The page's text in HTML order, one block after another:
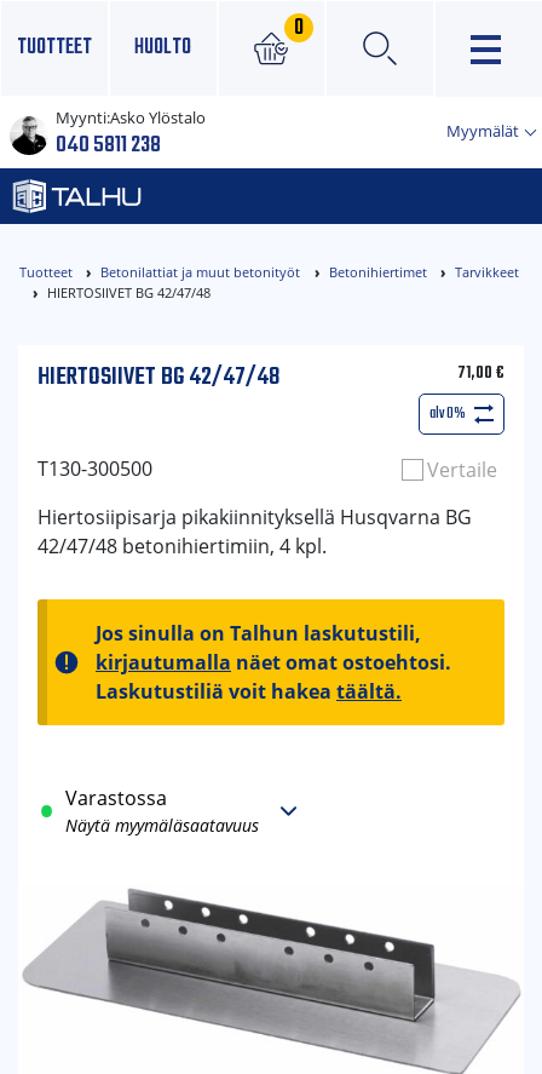
TUOTTEET HUOLTO
0
×
Myynti:Asko Ylöstalo
040 5811 238 Myymälät
Tuotteet Betonilattiat ja muut betonityöt Betonihiertimet
Tarvikkeet
HIERTOSIIVET BG 42/47/48
HIERTOSIIVET BG 42/47/48 71,00€
alv 0%
T130-300500
Vertaile
Hiertosiipisarja pikakiinnityksellä Husqvarna BG
42/47/48 betonihiertimiin, 4 kpl.
Jos sinulla on Talhun laskutustili,
kirjautumalla näet omat ostoehtosi.
Laskutustiliä voit hakea täältä.
Varastossa
Näytä myymäläsaatavuus